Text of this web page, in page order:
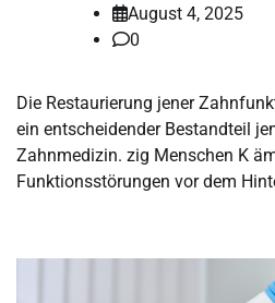
August 4, 2025
0
Die Restaurierung jener
ein entscheidender Bestandteil
Zahnmedizin. zig Menschen K
Funktionsstörungen vor dem